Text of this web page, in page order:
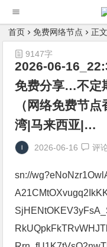
首页 免费网络节点 正文
2026-06-
免费分享…不定
（网络免费节
湾|马来西亚|…
2026-06-16 评
9147字
sn://